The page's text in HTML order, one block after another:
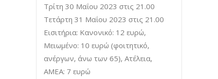
Τρίτη 30 Μαΐου 2023 στις 21.00
Τετάρτη 31 Μαΐου 2023 στις 21.00
Εισιτήρια: Κανονικό: 12 ευρώ,
Μειωμένο: 10 ευρώ (φοιτητικό,
ανέργων, άνω των 65), Ατέλεια,
ΑΜΕΑ: 7 ευρώ